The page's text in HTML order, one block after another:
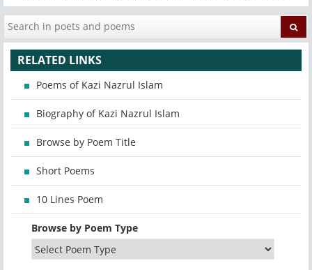
RELATED LINKS
Poems of Kazi Nazrul Islam
Biography of Kazi Nazrul Islam
Browse by Poem Title
Short Poems
10 Lines Poem
Browse by Poem Type